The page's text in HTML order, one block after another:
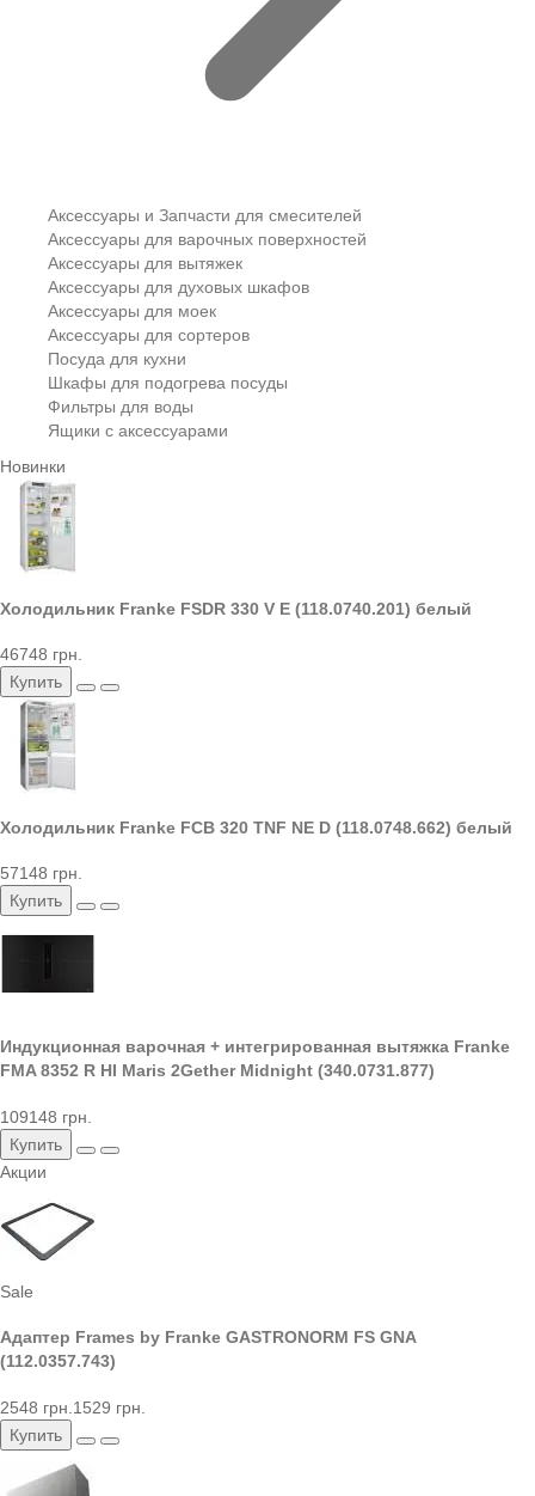
Аксессуары и Запчасти для смесителей
Аксессуары для варочных поверхностей
Аксессуары для вытяжек
Аксессуары для духовых шкафов
Аксессуары для моек
Аксессуары для сортеров
Посуда для кухни
Шкафы для подогрева посуды
Фильтры для воды
Ящики с аксессуарами
Новинки
Холодильник Franke FSDR 330 V E (118.0740.201) белый
46748 грн.
Купить
Холодильник Franke FCB 320 TNF NE D (118.0748.662) белый
57148 грн.
Купить
Индукционная варочная + интегрированная вытяжка Franke
FMA 8352 R HI Maris 2Gether Midnight (340.0731.877)
109148 грн.
Купить
Акции
Sale
Адаптер Frames by Franke GASTRONORM FS GNA
(112.0357.743)
2548 грн. 1529 грн.
Купить